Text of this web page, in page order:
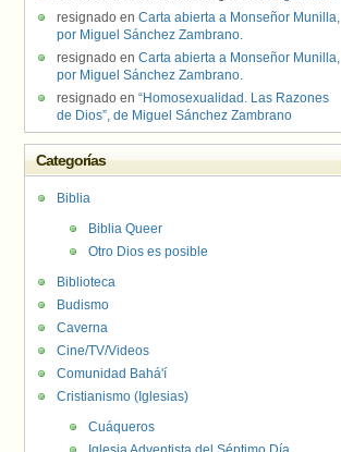
resignado en Carta abierta a Monseñor Munilla,
por Miguel Sánchez Zambrano.
resignado en Carta abierta a Monseñor Munilla,
por Miguel Sánchez Zambrano.
resignado en “Homosexualidad. Las Razones
de Dios”, de Miguel Sánchez Zambrano
Categorías
Biblia
Biblia Queer
Otro Dios es posible
Biblioteca
Budismo
Caverna
Cine/TV/Videos
Comunidad Bahá'í
Cristianismo (Iglesias)
Cuáqueros